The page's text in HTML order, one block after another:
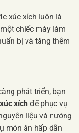
xúc xích luôn là
chiếc máy làm
bị và tăng thêm
phát triển, bạn
xích để phục vụ
liệu và nướng
món ăn hấp dẫn